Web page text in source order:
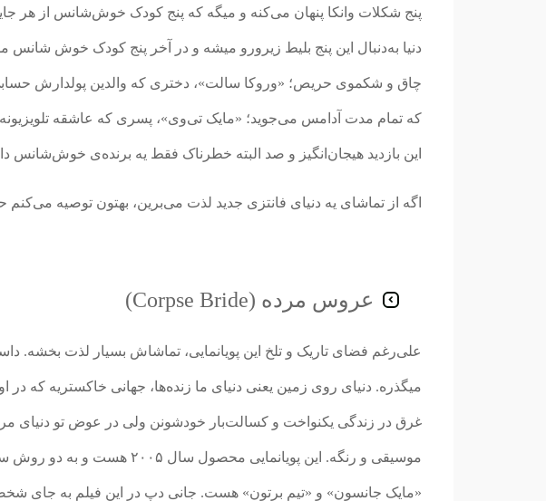
پنج شکلات وانکا پنهان می‌کنه و میگه که پنج کودک خوش‌شانس از هر
دنیا به‌دنبال این پنج بلیط زیرورو میشه و در آخر پنج کودک خوش
چاق و شکموی حریص؛ «وروکا سالت»، دختری که والدین پولدارش
که تمام مدت آدامس می‌جوید؛ «مایک تی‌وی»، پسری که عاشقه
این بازدید هیجان‌انگیز و صد البته خطرناک فقط یه برنده‌ی خوش‌شانس
اگه از تماشای یه دنیای فانتزی جدید لذت می‌برین، بهتون توصیه می‌کنم
عروس مرده (Corpse Bride)
علی‌رغم فضای تاریک و تلخ این پویانمایی، تماشاش بسیار لذت بخشه.
میگذره. دنیای روی زمین یعنی دنیای ما زنده‌ها، جهانی خاکستریه که در
غرق در زندگی یکنواخت و کسالت‌بار خودشونن ولی در عوض تو دنیای
موسیقی و رنگه. این پویانمایی
«مایک جانسون» و «تیم برتون» هست. جانی دپ در این فیلم به جای